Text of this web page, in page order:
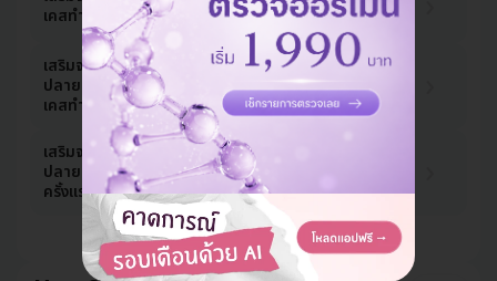
เคสทำครั้งแรก
25,000 บาท -23%
เสริมจมูก ด้วยซิลิโคนอเมริกา และรอง
ปลายด้วยกระดูกอ่อนหลังหู สำหรับ
เคสทำครั้งแรก
29,003 บาท
35,000 บาท -17%
เสริมจมูก ด้วยซิลิโคนอเมริกา และรอง
ปลายด้วยเนื้อเยื่อเทียม สำหรับเคสทำ
ครั้งแรก
ดูแพ็กเกจเพิ่ม